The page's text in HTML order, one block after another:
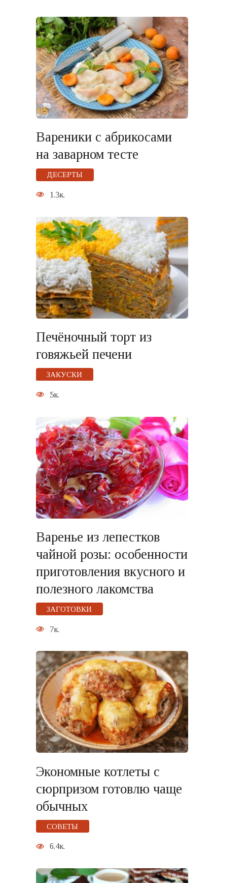
Вареники с абрикосами
на заварном тесте
ДЕСЕРТЫ
1.3к.
Печёночный торт из
говяжьей печени
ЗАКУСКИ
5к.
Варенье из лепестков
чайной розы: особенности
приготовления вкусного и
полезного лакомства
ЗАГОТОВКИ
7к.
Экономные котлеты с
сюрпризом готовлю чаще
обычных
СОВЕТЫ
6.4к.